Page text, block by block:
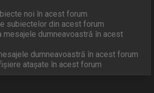
noi în acest forum
subiectelor din acest forum
mesajele dumneavoastră în acest
dumneavoastră în acest forum
ataşate în acest forum